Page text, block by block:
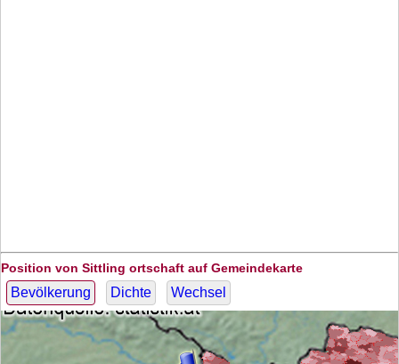
Position von Sittling ortschaft auf Gemeindekarte
Bevölkerung Dichte Wechsel